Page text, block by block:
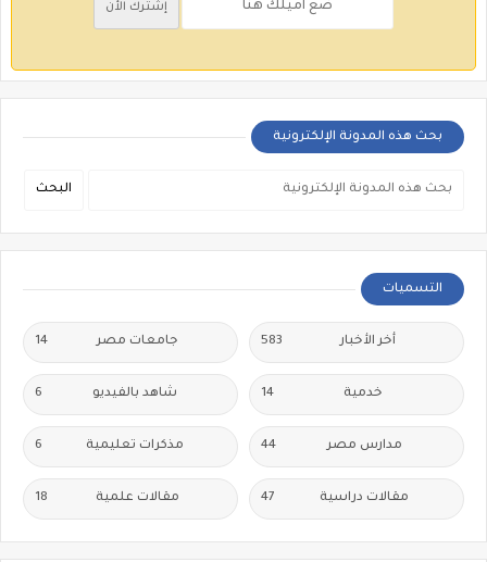
بحث هذه المدونة الإلكترونية
التسميات
أخر الأخبار 583 جامعات مصر 14
خدمية 14 شاهد بالفيديو 6
مدارس مصر 44 مذكرات تعليمية 6
مقالات دراسية 47 مقالات علمية 18